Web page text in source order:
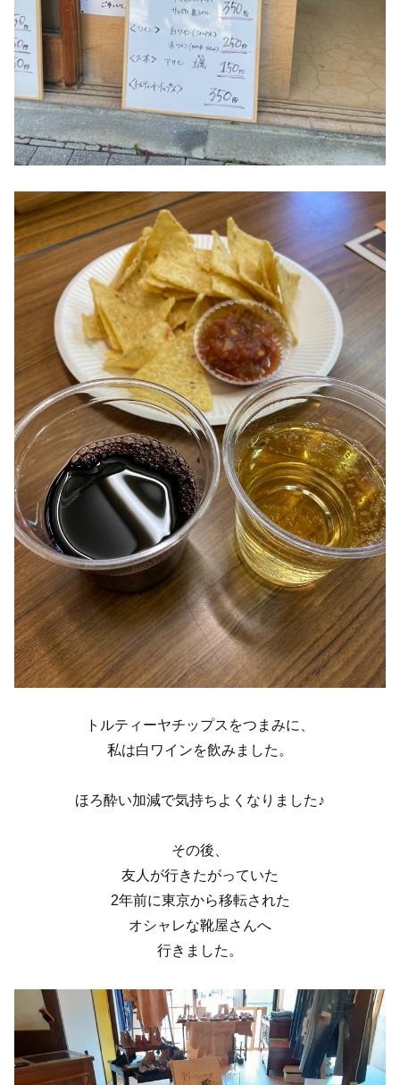
トルティーヤチップスをつまみに、
私は白ワインを飲みました。
ほろ酔い加減で気持ちよくなりました♪
その後、
友人が行きたがっていた
2年前に東京から移転された
オシャレな靴屋さんへ
行きました。